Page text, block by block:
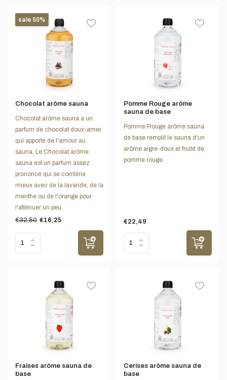
sale 50%
Chocolat arôme sauna
Chocolat arôme sauna a un
parfum de chocolat doux-amer
qui apporte de l'amour au
sauna. Le Chocolat arôme
sauna est un parfum assez
prononcé qui se combine
mieux avec de la lavande, de la
menthe ou de l'orange pour
l'atténuer un peu.
€32,50 €16,25
Pomme Rouge arôme
sauna de base
Pomme Rouge arôme sauna
de base remplit le sauna d'un
arôme aigre-doux et fruité de
pomme rouge.
€22,49
Fraises arôme sauna de
base
Cerises arôme sauna de
base